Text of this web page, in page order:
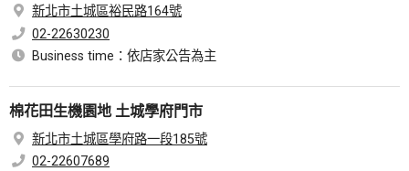
新北市土城區裕民路164號
02-22630230
Business time：依店家公告為主
棉花田生機園地 土城學府門市
新北市土城區學府路一段185號
02-22607689